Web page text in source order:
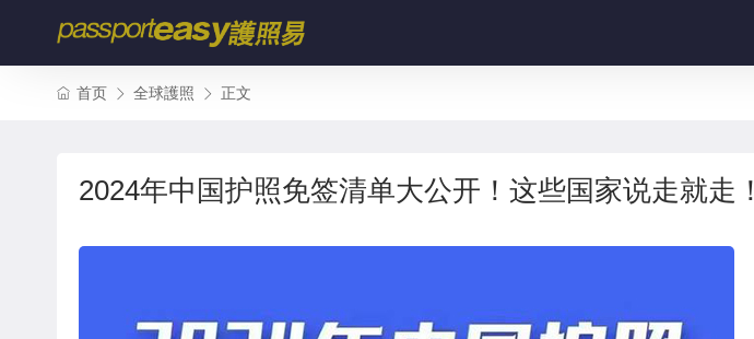
首页 全球護照 正文
2024年中国护照免签清单大公开！这些国家说走就走！